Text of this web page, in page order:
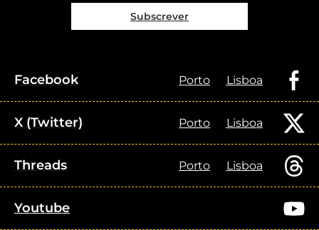
Subscrever
Facebook Porto Lisboa
X (Twitter) Porto Lisboa
Threads Porto Lisboa
Youtube